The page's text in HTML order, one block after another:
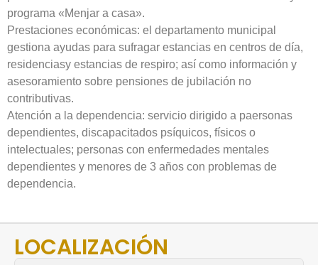
programa «Menjar a casa».
Prestaciones económicas: el departamento municipal
gestiona ayudas para sufragar estancias en centros de día,
residenciasy estancias de respiro; así como información y
asesoramiento sobre pensiones de jubilación no
contributivas.
Atención a la dependencia: servicio dirigido a paersonas
dependientes, discapacitados psíquicos, físicos o
intelectuales; personas con enfermedades mentales
dependientes y menores de 3 años con problemas de
dependencia.
LOCALIZACIÓN